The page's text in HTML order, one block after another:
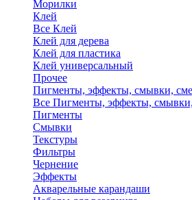
Морилки
Клей
Все Клей
Клей для дерева
Клей для пластика
Клей универсальный
Прочее
Пигменты, эффекты, смывки,
Все Пигменты, эффекты,
Пигменты
Смывки
Текстуры
Фильтры
Чернение
Эффекты
Акварельные карандаши